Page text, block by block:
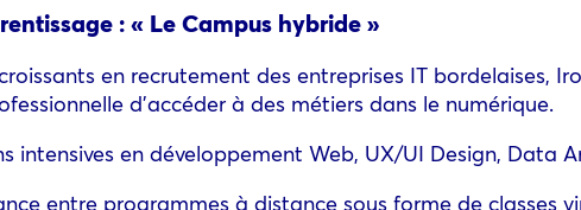
: « Le Campus hybride »
en recrutement des entreprises IT bordelaises,
d’accéder à des métiers dans le numérique.
intensives en développement Web, UX/UI Design, Data
entre programmes à distance sous forme de classes